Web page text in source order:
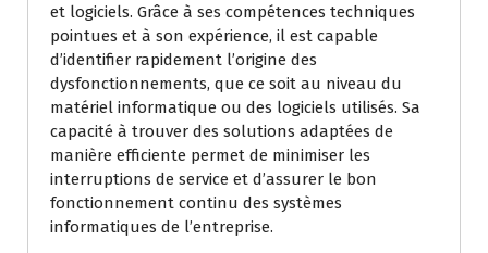
et logiciels. Grâce à ses compétences techniques
pointues et à son expérience, il est capable
d’identifier rapidement l’origine des
dysfonctionnements, que ce soit au niveau du
matériel informatique ou des logiciels utilisés. Sa
capacité à trouver des solutions adaptées de
manière efficiente permet de minimiser les
interruptions de service et d’assurer le bon
fonctionnement continu des systèmes
informatiques de l’entreprise.